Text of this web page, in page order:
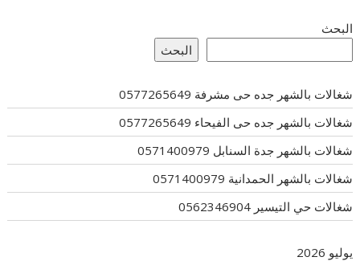
البحث
البحث
شغالات بالشهر جده حى مشرفة 0577265649
شغالات بالشهر جده حى الفيحاء 0577265649
شغالات بالشهر جدة السنابل 0571400979
شغالات بالشهر الحمدانية 0571400979
شغالات حي التيسير 0562346904
يوليو 2026